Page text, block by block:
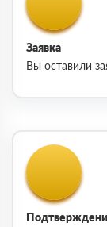
Заявка
Вы оставили